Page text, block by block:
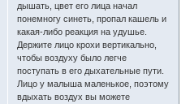
дышать, цвет его лица начал
понемногу синеть, пропал кашель и
какая-либо реакция на удушье.
Держите лицо крохи вертикально,
чтобы воздуху было легче
поступать в его дыхательные пути.
Лицо у малыша маленькое, поэтому
вдыхать воздух вы можете